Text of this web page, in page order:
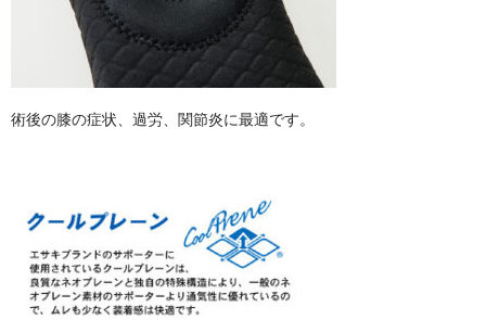
術後の膝の症状、過労、関節炎に最適です。